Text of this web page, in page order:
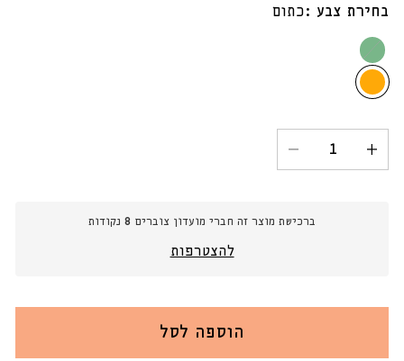
בחירת צבע : כתום
ירוק
כתום
הגדל
כמות
כמות
קרמי
16x25.5
ברכישת מוצר זה חברי מועדון צוברים 8 נקודות
להצטרפות
הוספה לסל